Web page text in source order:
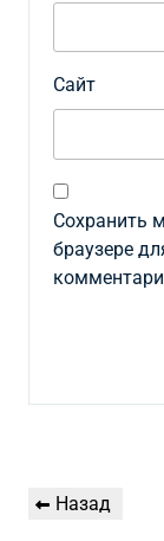
Сайт
Сохранить
браузере
по
Предыдущая
Назад